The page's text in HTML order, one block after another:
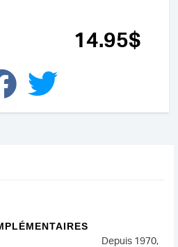
14.95$
Depuis 1970,